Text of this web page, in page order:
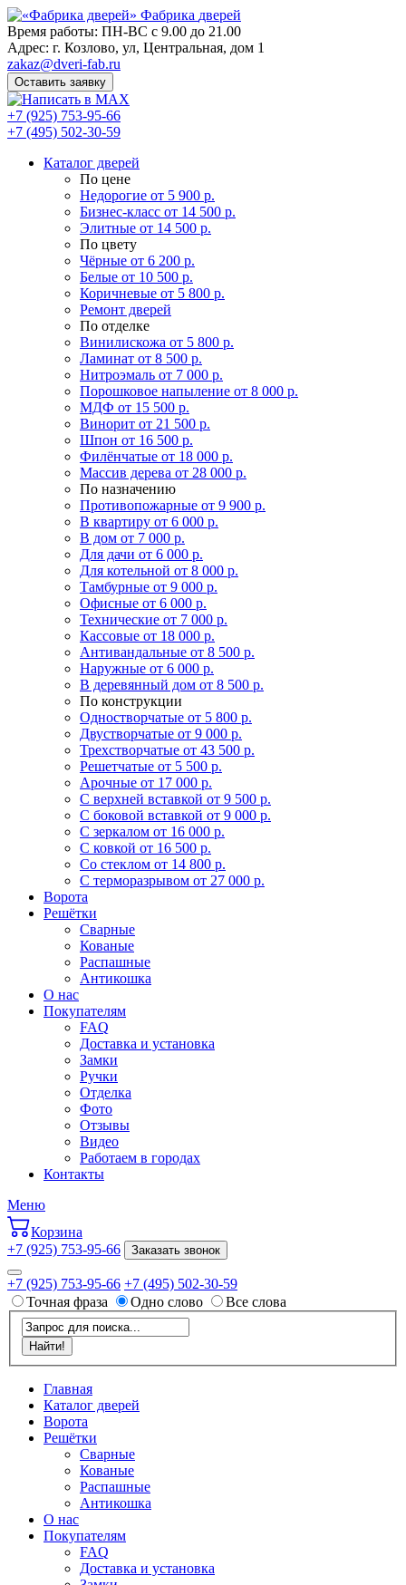
Фабрика дверей
Время работы: ПН-ВС с 9.00 до 21.00
Адрес: г. Козлово, ул, Центральная, дом 1
zakaz@dveri-fab.ru
Оставить заявку
+7 (925) 753-95-66
+7 (495) 502-30-59
Каталог дверей
По цене
Недорогие от 5 900 р.
Бизнес-класс от 14 500 р.
Элитные от 14 500 р.
По цвету
Чёрные от 6 200 р.
Белые от 10 500 р.
Коричневые от 5 800 р.
Ремонт дверей
По отделке
Винилискожа от 5 800 р.
Ламинат от 8 500 р.
Нитроэмаль от 7 000 р.
Порошковое напыление от 8 000 р.
МДФ от 15 500 р.
Винорит от 21 500 р.
Шпон от 16 500 р.
Филёнчатые от 18 000 р.
Массив дерева от 28 000 р.
По назначению
Противопожарные от 9 900 р.
В квартиру от 6 000 р.
В дом от 7 000 р.
Для дачи от 6 000 р.
Для котельной от 8 000 р.
Тамбурные от 9 000 р.
Офисные от 6 000 р.
Технические от 7 000 р.
Кассовые от 18 000 р.
Антивандальные от 8 500 р.
Наружные от 6 000 р.
В деревянный дом от 8 500 р.
По конструкции
Одностворчатые от 5 800 р.
Двустворчатые от 9 000 р.
Трехстворчатые от 43 500 р.
Решетчатые от 5 500 р.
Арочные от 17 000 р.
С верхней вставкой от 9 500 р.
С боковой вставкой от 9 000 р.
С зеркалом от 16 000 р.
С ковкой от 16 500 р.
Со стеклом от 14 800 р.
С терморазрывом от 27 000 р.
Ворота
Решётки
Сварные
Кованые
Распашные
Антикошка
О нас
Покупателям
FAQ
Доставка и установка
Замки
Ручки
Отделка
Фото
Отзывы
Видео
Работаем в городах
Контакты
Меню
Корзина
+7 (925) 753-95-66
Заказать звонок
+7 (925) 753-95-66 +7 (495) 502-30-59
Точная фраза
Одно слово Все слова
Главная
Каталог дверей
Ворота
Решётки
Сварные
Кованые
Распашные
Антикошка
О нас
Покупателям
FAQ
Доставка и установка